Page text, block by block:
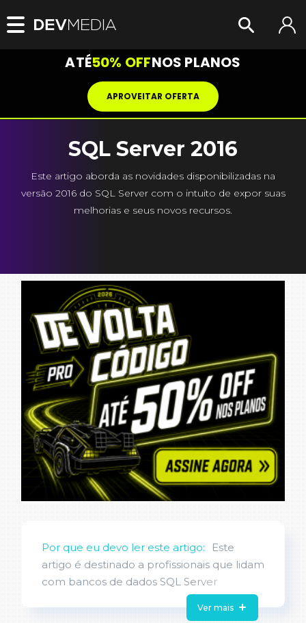
ATÉ50% OFFNOS PLANOS
APROVEITAR OFERTA
SQL Server 2016
Este artigo aborda as novidades disponibilizadas na
versão 2016 do SQL Server com o intuito de expor suas
melhorias e seus novos recursos.
Por que eu devo ler este artigo:
Este
artigo é destinado a profissionais que lidam
com bancos de dados SQL Server
diretamente e/ou tomam decisões
técnicas relacionadas à implementação de
Ver mais